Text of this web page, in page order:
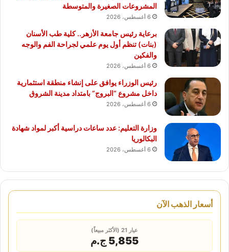
المشروعات الصغيرة والمتوسطة
6 أغسطس، 2026
برعاية رئيس جامعة الأزهر.. كلية طب الأسنان
(بنات) تنظم أول يوم علمي لجراحة الفم والوجه
والفكين
6 أغسطس، 2026
رئيس الوزراء يوافق على إنشاء منطقة استثمارية
داخل مشروع “البروج” بامتداد مدينة الشروق
6 أغسطس، 2026
وزارة التعليم: عدد ساعات دراسية أكبر لمواد شهادة
البكالوريا
6 أغسطس، 2026
أسعار الذهب الآن
عيار 21 (الأكثر مبيعاً)
5,855 ج.م